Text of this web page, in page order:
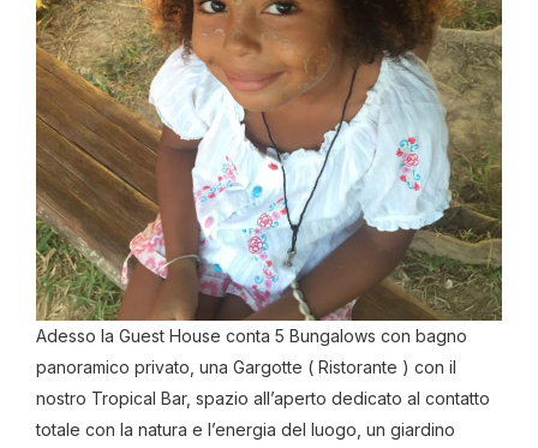
Adesso la Guest House conta 5 Bungalows con bagno
panoramico privato, una Gargotte ( Ristorante ) con il
nostro Tropical Bar, spazio all’aperto dedicato al contatto
totale con la natura e l’energia del luogo, un giardino